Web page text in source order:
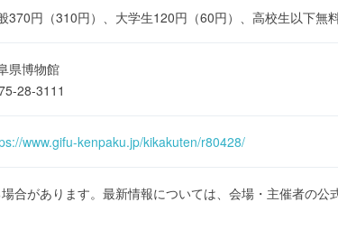
370円（310円）、大学生120円（60円）、高校生以下
県博物館
28-3111
www.gifu-kenpaku.jp/kikakuten/r80428/
合があります。最新情報については、会場・主催者の公